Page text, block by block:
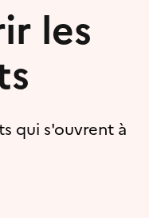
les
qui s'ouvrent à